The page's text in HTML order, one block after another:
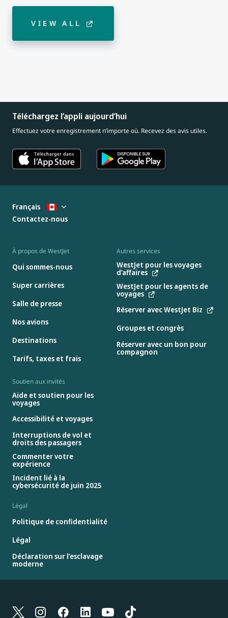
VIEW ALL
Téléchargez l’appli aujourd’hui
Effectuez votre enregistrement n’importe où. Recevez des avis utiles.
À propos de WestJet
Qui sommes-nous
Super carrières
Salle de presse
Nos avions
Destinations
Tarifs, taxes et frais
Autres services
WestJet pour les voyages
d’affaires
WestJet pour les agents de
voyages
Réserver avec WestJet Biz
Groupes et congrès
Réserver avec un bon pour
compagnon
Soutien aux invités
Aide et soutien pour les
voyages
Accessibilité et voyages
Interruptions de vol et
droits des passagers
Commenter votre
expérience
Incident lié à la
cybersécurité de juin 2025
Légal
Politique de confidentialité
Légal
Déclaration sur l’esclavage
moderne
Français
Contactez-nous